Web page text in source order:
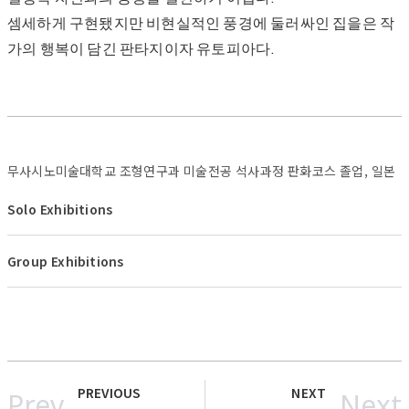
셈세하게 구현됐지만 비현실적인 풍경에 둘러싸인 집을은 작
가의 행복이 담긴 판타지이자 유토피아다.
무사시노미술대학교 조형연구과 미술전공 석사과정 판화코스 졸업, 일본
Solo Exhibitions
Group Exhibitions
PREVIOUS NEXT